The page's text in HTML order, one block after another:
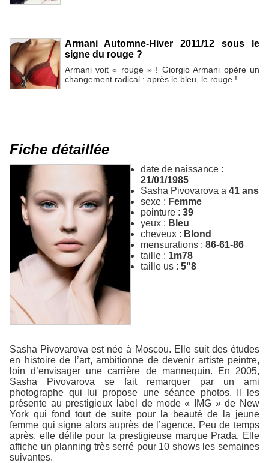
Armani Automne-Hiver 2011/12 sous le
signe du rouge ?
Armani voit « rouge » ! Giorgio Armani opère un
changement radical : après le bleu, le rouge !
Fiche détaillée
date de naissance :
21/01/1985
Sasha Pivovarova a 41 ans
sexe : Femme
pointure : 39
yeux : Bleu
cheveux : Blond
mensurations : 86-61-86
taille : 1m78
taille us : 5"8
Sasha Pivovarova est née à Moscou. Elle suit des études
en histoire de l’art, ambitionne de devenir artiste peintre,
loin d’envisager une carrière de mannequin. En 2005,
Sasha Pivovarova se fait remarquer par un ami
photographe qui lui propose une séance photos. Il les
présente au prestigieux label de mode « IMG » de New
York qui fond tout de suite pour la beauté de la jeune
femme qui signe alors auprès de l’agence. Peu de temps
après, elle défile pour la prestigieuse marque Prada. Elle
affiche un planning très serré pour 10 shows les semaines
suivantes.